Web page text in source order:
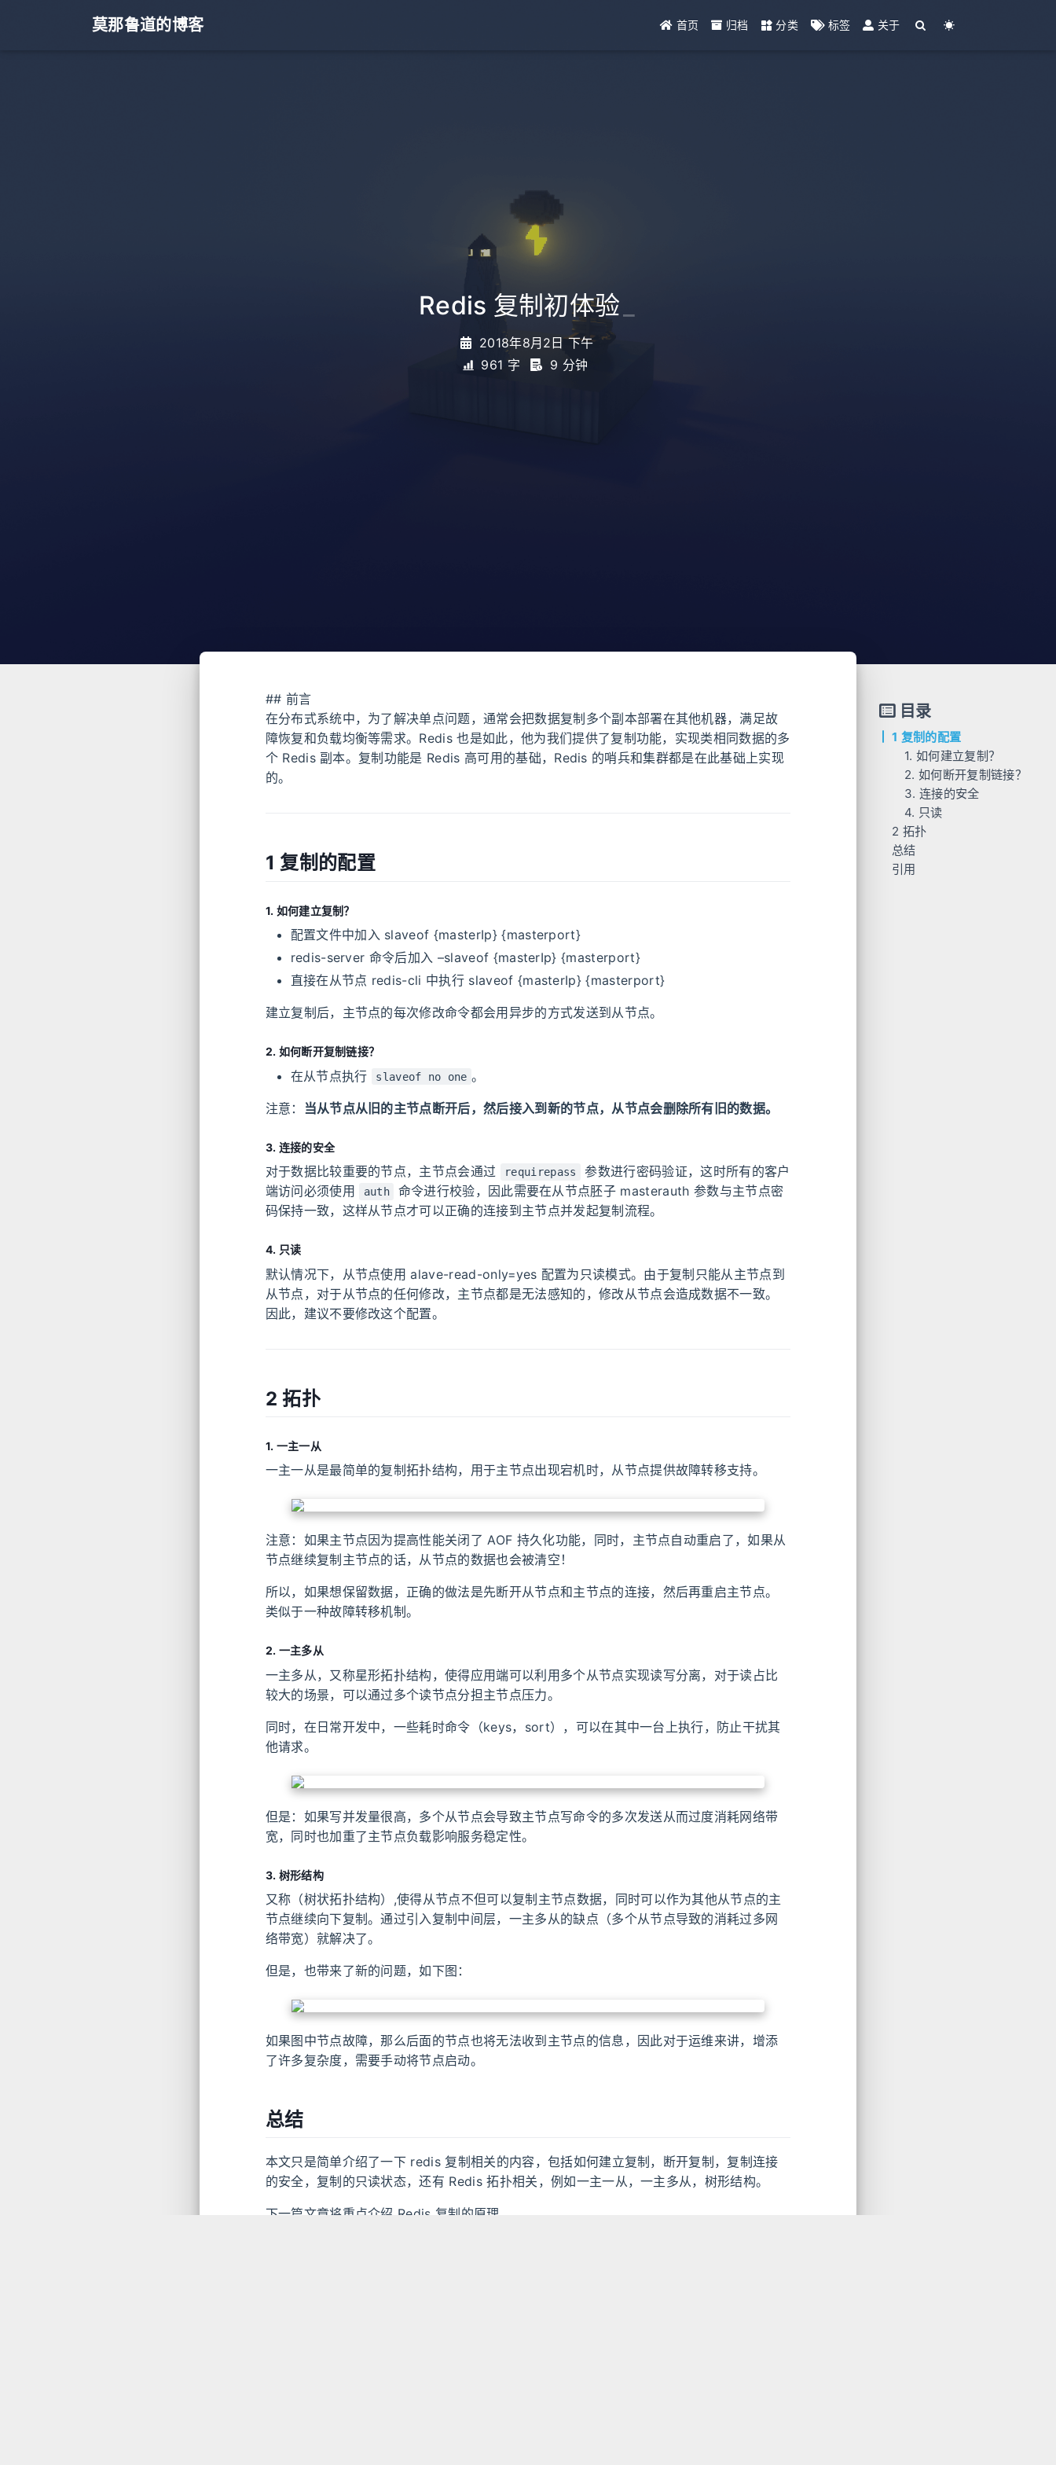
莫那鲁道的博客 首页 归档 分类 标签 关于
Redis 复制初体验
2018年8月2日 下午
961 字
9 分钟
## 前言
在分布式系统中，为了解决单点问题，通常会把数据复制多个副本部署在其他机器，满足故
障恢复和负载均衡等需求。Redis 也是如此，他为我们提供了复制功能，实现类相同数据的多
个 Redis 副本。复制功能是 Redis 高可用的基础，Redis 的哨兵和集群都是在此基础上实现
的。
1 复制的配置
1. 如何建立复制？
配置文件中加入 slaveof {masterIp} {masterport}
redis-server 命令后加入 –slaveof {masterIp} {masterport}
直接在从节点 redis-cli 中执行 slaveof {masterIp} {masterport}
建立复制后，主节点的每次修改命令都会用异步的方式发送到从节点。
2. 如何断开复制链接？
在从节点执行 slaveof no one 。
注意： 当从节点从旧的主节点断开后，然后接入到新的节点，从节点会删除所有旧的数据。
3. 连接的安全
对于数据比较重要的节点，主节点会通过 requirepass
参数进行密码验证，这时所有的客户
端访问必须使用
auth
命令进行校验，因此需要在从节点胚子 masterauth 参数与主节点密
码保持一致，这样从节点才可以正确的连接到主节点并发起复制流程。
4. 只读
默认情况下，从节点使用 alave-read-only=yes 配置为只读模式。由于复制只能从主节点到
从节点，对于从节点的任何修改，主节点都是无法感知的，修改从节点会造成数据不一致。
因此，建议不要修改这个配置。
2 拓扑
1. 一主一从
一主一从是最简单的复制拓扑结构，用于主节点出现宕机时，从节点提供故障转移支持。
注意：如果主节点因为提高性能关闭了 AOF 持久化功能，同时，主节点自动重启了，如果从
节点继续复制主节点的话，从节点的数据也会被清空！
所以，如果想保留数据，正确的做法是先断开从节点和主节点的连接，然后再重启主节点。
类似于一种故障转移机制。
2. 一主多从
一主多从，又称星形拓扑结构，使得应用端可以利用多个从节点实现读写分离，对于读占比
较大的场景，可以通过多个读节点分担主节点压力。
同时，在日常开发中，一些耗时命令（keys，sort），可以在其中一台上执行，防止干扰其
他请求。
但是：如果写并发量很高，多个从节点会导致主节点写命令的多次发送从而过度消耗网络带
宽，同时也加重了主节点负载影响服务稳定性。
3. 树形结构
又称（树状拓扑结构）,使得从节点不但可以复制主节点数据，同时可以作为其他从节点的主
节点继续向下复制。通过引入复制中间层，一主多从的缺点（多个从节点导致的消耗过多网
络带宽）就解决了。
但是，也带来了新的问题，如下图：
如果图中节点故障，那么后面的节点也将无法收到主节点的信息，因此对于运维来讲，增添
了许多复杂度，需要手动将节点启动。
总结
本文只是简单介绍了一下 redis 复制相关的内容，包括如何建立复制，断开复制，复制连接
的安全，复制的只读状态，还有 Redis 拓扑相关，例如一主一从，一主多从，树形结构。
下一篇文章将重点介绍 Redis 复制的原理。
目录
1 复制的配置
1. 如何建立复制？
2. 如何断开复制链接？
3. 连接的安全
4. 只读
2 拓扑
1. 一主一从
2. 一主多从
总结
引用